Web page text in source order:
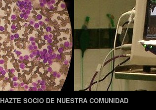
HAZTE SOCIO DE NUESTRA COMUNIDAD